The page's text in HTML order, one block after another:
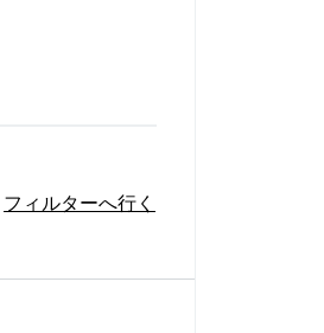
フィルターへ行く